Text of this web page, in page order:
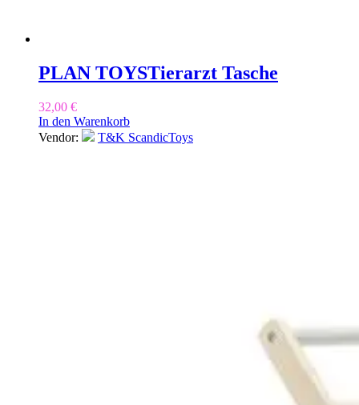
PLAN TOYSTierarzt Tasche
32,00 €
In den Warenkorb
Vendor:
T&K ScandicToys